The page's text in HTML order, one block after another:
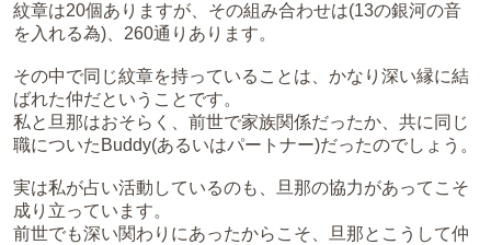
紋章は20個ありますが、その組み合わせは(13の銀河の音
を入れる為)、260通りあります。
その中で同じ紋章を持っていることは、かなり深い縁に結
ばれた仲だということです。
私と旦那はおそらく、前世で家族関係だったか、共に同じ
職についたBuddy(あるいはパートナー)だったのでしょう。
実は私が占い活動しているのも、旦那の協力があってこそ
成り立っています。
前世でも深い関わりにあったからこそ、旦那とこうして仲